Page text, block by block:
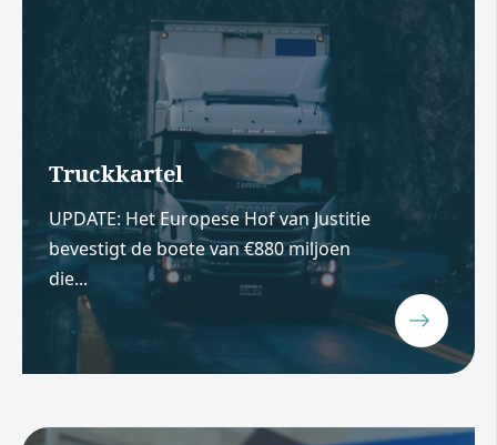
Truckkartel
UPDATE: Het Europese Hof van Justitie
bevestigt de boete van €880 miljoen
die...